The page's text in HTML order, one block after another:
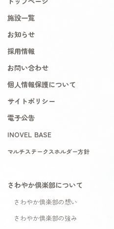
施設一覧
お知らせ
採用情報
お問い合わせ
個人情報保護について
サイトポリシー
電子公告
INOVEL BASE
マルチステークスホルダー方針
さわやか倶楽部について
さわやか倶楽部の想い
さわやか倶楽部の強み